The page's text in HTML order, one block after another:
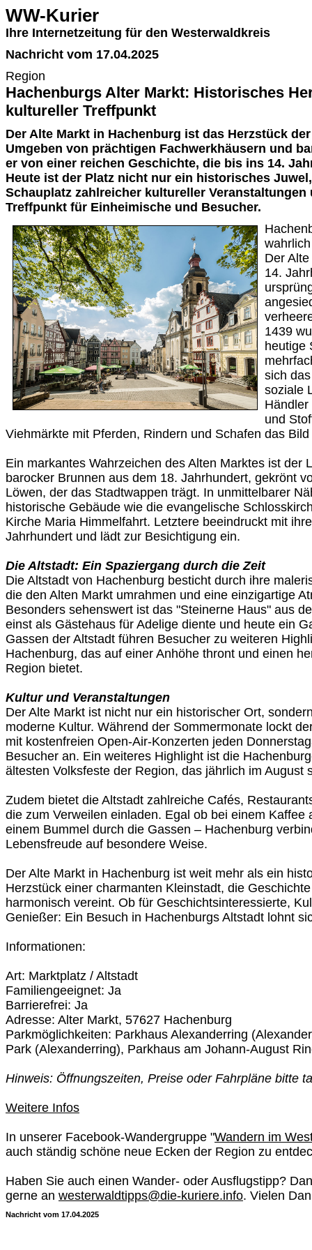
WW-Kurier
Ihre Internetzeitung für den Westerwaldkreis
Nachricht vom 17.04.2025
Region
Hachenburgs Alter Markt: Historisches
kultureller Treffpunkt
Der Alte Markt in Hachenburg ist das Herzstück
Umgeben von prächtigen Fachwerkhäusern und
er von einer reichen Geschichte, die bis ins 14.
Heute ist der Platz nicht nur ein historisches
Schauplatz zahlreicher kultureller Veranstaltungen
Treffpunkt für Einheimische und Besucher.
Der
14.
1439
heutige
sich
soziale
und
Viehmärkte mit Pferden, Rindern und Schafen das
Ein markantes Wahrzeichen des Alten Marktes ist der
barocker Brunnen aus dem 18. Jahrhundert, gekrönt
Löwen, der das Stadtwappen trägt. In unmittelbarer
historische Gebäude wie die evangelische
Kirche Maria Himmelfahrt. Letztere beeindruckt mit
Jahrhundert und lädt zur Besichtigung ein.
Die Altstadt: Ein Spaziergang durch die Zeit
Die Altstadt von Hachenburg besticht durch ihre
die den Alten Markt umrahmen und eine einzigartige
Besonders sehenswert ist das "Steinerne Haus" aus
einst als Gästehaus für Adelige diente und heute ein
Gassen der Altstadt führen Besucher zu weiteren
Hachenburg, das auf einer Anhöhe thront und einen
Region bietet.
Kultur und Veranstaltungen
Der Alte Markt ist nicht nur ein historischer Ort,
moderne Kultur. Während der Sommermonate lockt
mit kostenfreien Open-Air-Konzerten jeden
Besucher an. Ein weiteres Highlight ist die
ältesten Volksfeste der Region, das jährlich im August
Zudem bietet die Altstadt zahlreiche Cafés,
die zum Verweilen einladen. Egal ob bei einem Kaffee
einem Bummel durch die Gassen – Hachenburg
Lebensfreude auf besondere Weise.
Der Alte Markt in Hachenburg ist weit mehr als ein
Herzstück einer charmanten Kleinstadt, die
harmonisch vereint. Ob für Geschichtsinteressierte,
Genießer: Ein Besuch in Hachenburgs Altstadt lohnt
Informationen:
Art: Marktplatz / Altstadt
Familiengeeignet: Ja
Barrierefrei: Ja
Adresse: Alter Markt, 57627 Hachenburg
Parkmöglichkeiten: Parkhaus Alexanderring
Park (Alexanderring), Parkhaus am Johann-August
Hinweis: Öffnungszeiten, Preise oder Fahrpläne bitte
Weitere Infos
In unserer Facebook-Wandergruppe "Wandern im
auch ständig schöne neue Ecken der Region zu
Haben Sie auch einen Wander- oder Ausflugstipp?
gerne an westerwaldtipps@die-kuriere.info. Vielen
Nachricht vom 17.04.2025